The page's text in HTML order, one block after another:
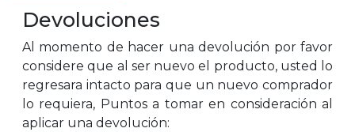
Devoluciones
Al momento de hacer una devolución por favor
considere que al ser nuevo el producto, usted lo
regresara intacto para que un nuevo comprador
lo requiera, Puntos a tomar en consideración al
aplicar una devolución: